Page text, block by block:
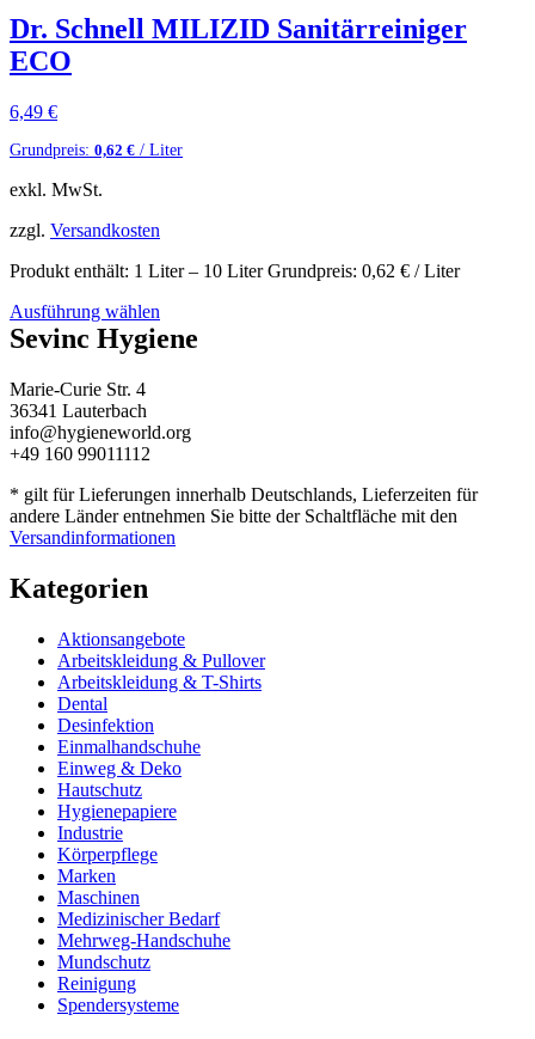
Dr. Schnell MILIZID Sanitärreiniger
ECO
6,49 €
Grundpreis: 0,62 € / Liter
exkl. MwSt.
zzgl. Versandkosten
Produkt enthält: 1 Liter– 10 LiterGrundpreis: 0,62 € / Liter
Ausführung wählen
Sevinc Hygiene
Marie-Curie Str. 4
36341 Lauterbach
info@hygieneworld.org
+49 160 99011112
* gilt für Lieferungen innerhalb Deutschlands, Lieferzeiten für
andere Länder entnehmen Sie bitte der Schaltfläche mit den
Versandinformationen
Kategorien
Aktionsangebote
Arbeitskleidung & Pullover
Arbeitskleidung & T-Shirts
Dental
Desinfektion
Einmalhandschuhe
Einweg & Deko
Hautschutz
Hygienepapiere
Industrie
Körperpflege
Marken
Maschinen
Medizinischer Bedarf
Mehrweg-Handschuhe
Mundschutz
Reinigung
Spendersysteme